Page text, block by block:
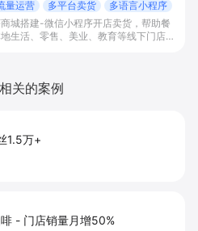
量运营
多平台卖货
多语言小程序
城搭建-微信小程序开店卖货，帮助餐
生活、零售、美业、教育等线下门店及
相关的案例
1.5万+
- 门店销量月增50%